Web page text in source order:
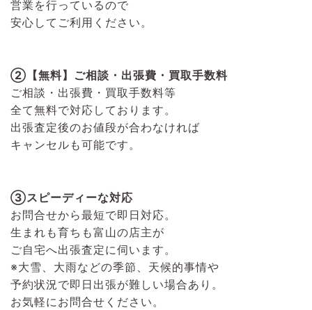
営業を行っているので
安心してご利用ください。
②【無料】ご相談・出張費・買取手数料
ご相談・出張費・買取手数料等
全て無料で対応しております。
出張査定後のお値段が合わなければ
キャンセルも可能です。
③スピーディーな対応
お問合せから最短で即日対応。
生まれも育ちも富山の店主が
ご自宅へ出張査定に伺います。
※大雪、大雨などの季節、天候的事情や
予約状況で即日出張が難しい場合あり。
お気軽にお問合せください。